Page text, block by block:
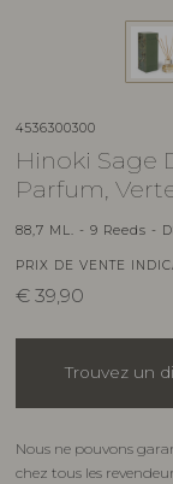
4536300300
Hinoki Sage
Parfum,
88,7 ML. - 9 Reeds -
PRIX DE VENTE
€ 39,90
Trouvez un
Nous ne pouvons
chez tous les